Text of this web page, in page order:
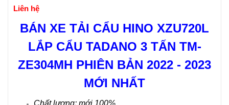
Liên hệ
BÁN XE TẢI CẨU HINO XZU720L
LẮP CẨU TADANO 3 TẤN TM-
ZE304MH PHIÊN BẢN 2022 - 2023
MỚI NHẤT
Chất lượng: mới 100%